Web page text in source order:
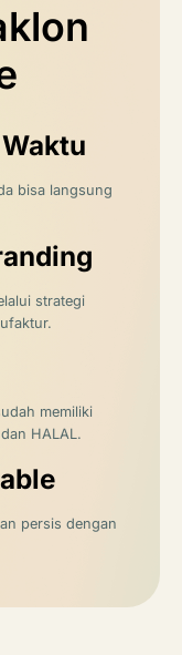
bisa langsung
strategi
memiliki
HALAL.
persis dengan